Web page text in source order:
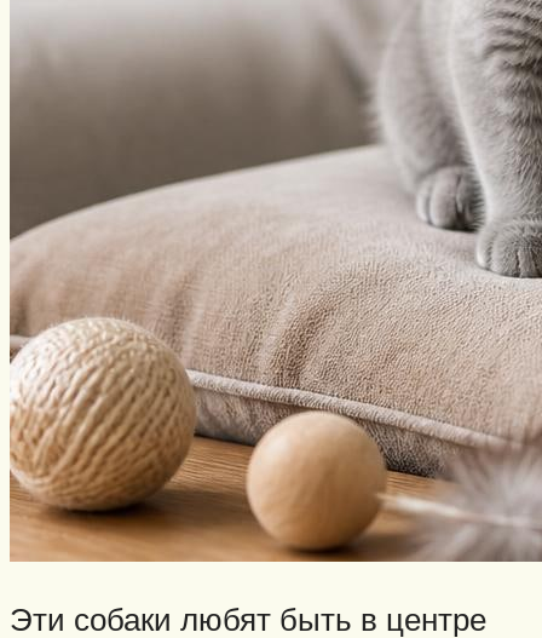
Эти собаки любят быть в центре